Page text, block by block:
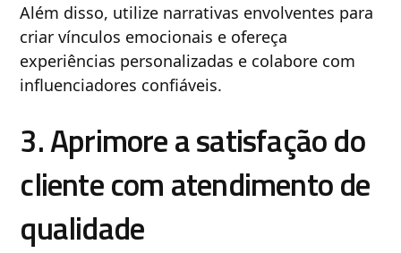
Além disso, utilize narrativas envolventes para
criar vínculos emocionais e ofereça
experiências personalizadas e colabore com
influenciadores confiáveis.
3. Aprimore a satisfação do
cliente com atendimento de
qualidade